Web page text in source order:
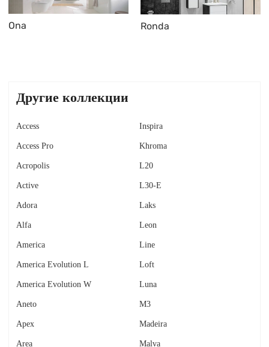
Ona Ronda
Другие коллекции
Access
Access Pro
Acropolis
Active
Adora
Alfa
America
America Evolution L
America Evolution W
Aneto
Apex
Area
Inspira
Khroma
L20
L30-E
Laks
Leon
Line
Loft
Luna
M3
Madeira
Malva